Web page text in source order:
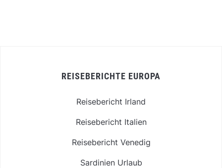
REISEBERICHTE EUROPA
Reisebericht Irland
Reisebericht Italien
Reisebericht Venedig
Sardinien Urlaub